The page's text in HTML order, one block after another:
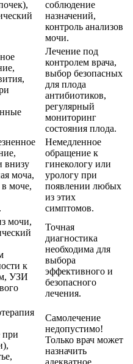
соблюдение
назначений,
контроль анализов
мочи.
Лечение под
контролем врача,
выбор безопасных
для плода
антибиотиков,
регулярный
мониторинг
состояния плода.
внизу
моча,
в моче,
Немедленное
обращение к
гинекологу или
урологу при
появлении любых
из этих
симптомов.
мочи,
к
УЗИ
Точная
диагностика
необходима для
выбора
эффективного и
безопасного
лечения.
при
Самолечение
недопустимо!
Только врач может
назначить
адекватное